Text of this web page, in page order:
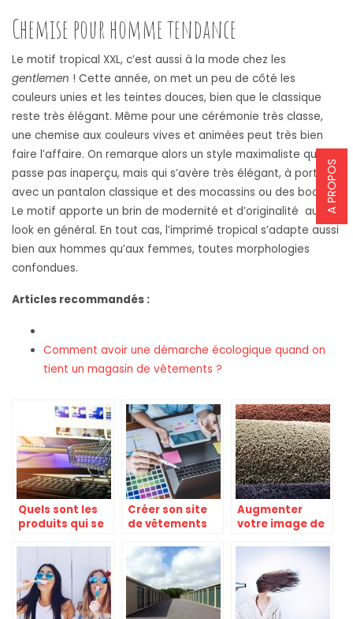
A PROPOS
Chemise pour homme tendance
Le motif tropical XXL, c’est aussi à la mode chez les
gentlemen ! Cette année, on met un peu de côté les
couleurs unies et les teintes douces, bien que le classique
reste très élégant. Même pour une cérémonie très classe,
une chemise aux couleurs vives et animées peut très bien
faire l’affaire. On remarque alors un style maximaliste qui ne
passe pas inaperçu, mais qui s’avère très élégant, à porter
avec un pantalon classique et des mocassins ou des boots.
Le motif apporte un brin de modernité et d’originalité au
look en général. En tout cas, l’imprimé tropical s’adapte aussi
bien aux hommes qu’aux femmes, toutes morphologies
confondues.
Articles recommandés :
Comment avoir une démarche écologique quand on
tient un magasin de vêtements ?
Quels sont les
produits qui se
Créer son site
de vêtements
Augmenter
votre image de
tapis d’entrée
personnalisé